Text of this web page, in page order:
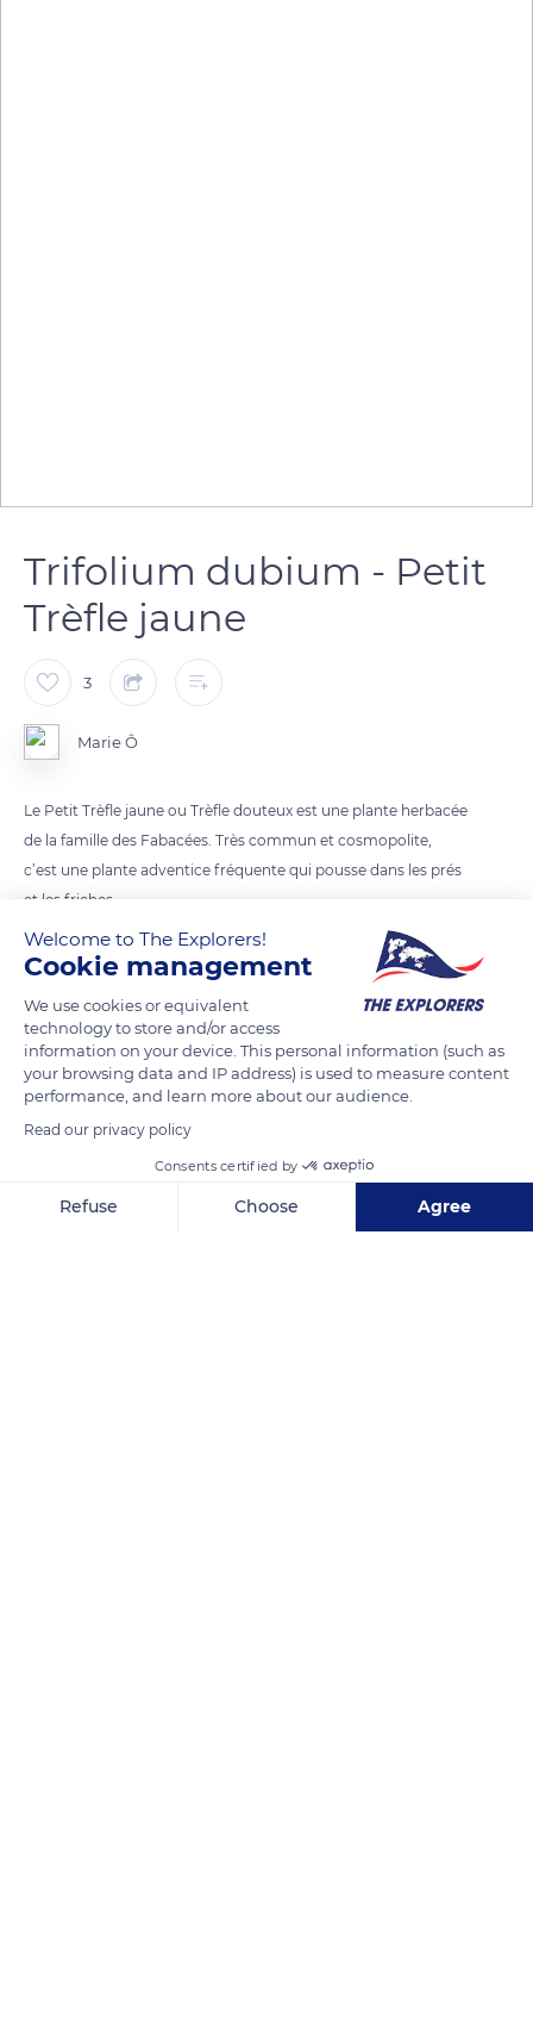
Trifolium dubium - Petit
Trèfle jaune
3
Marie Ô
Le Petit Trèfle jaune ou Trèfle douteux est une plante herbacée
de la famille des Fabacées. Très commun et cosmopolite,
c’est une plante adventice fréquente qui pousse dans les prés
et les friches.
C’est le plus petit des trèfles. Il mesure 5 à 30 centimètres.
Les têtes florales jaunes ne dépassent pas 1 centimètre de
READ MORE TRANSLATE
Welcome to The Explorers!
Cookie management
We use cookies or equivalent
technology to store and/or access
information on your device. This personal information (such as
your browsing data and IP address) is used to measure content
performance, and learn more about our audience.
Read our privacy policy
Consents certified by
Refuse Choose Agree